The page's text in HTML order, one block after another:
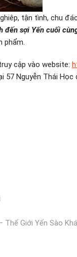
tận tình, chu
đến sợi Yến cuối
phẩm.
cập vào website:
Nguyễn Thái
Thế Giới Yến Sào